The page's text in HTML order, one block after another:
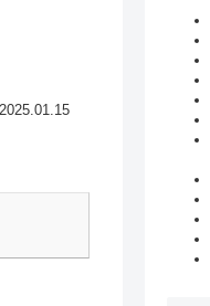
2025.01.15